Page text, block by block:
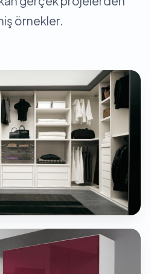
örnekler.